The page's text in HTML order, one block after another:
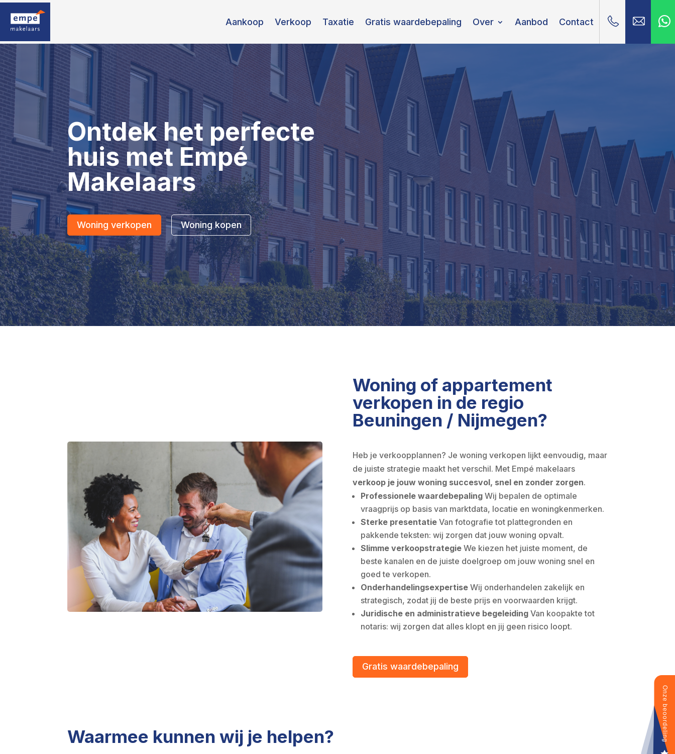
Aankoop Verkoop Taxatie Gratis waardebepaling Over Aanbod Contact
Ontdek het perfecte
huis met Empé
Makelaars
Woning verkopen Woning kopen
Woning of appartement
verkopen in de regio
Beuningen / Nijmegen?
Heb je verkoopplannen? Je woning verkopen lijkt eenvoudig, maar
de juiste strategie maakt het verschil. Met Empé makelaars
verkoop je jouw woning succesvol, snel en zonder zorgen.
Professionele waardebepalingWij bepalen de optimale
vraagprijs op basis van marktdata, locatie en woningkenmerken.
Sterke presentatieVan fotografie tot plattegronden en
pakkende teksten: wij zorgen dat jouw woning opvalt.
Slimme verkoopstrategieWe kiezen het juiste moment, de
beste kanalen en de juiste doelgroep om jouw woning snel en
goed te verkopen.
OnderhandelingsexpertiseWij onderhandelen zakelijk en
strategisch, zodat jij de beste prijs en voorwaarden krijgt.
Juridische en administratieve begeleidingVan koopakte tot
notaris: wij zorgen dat alles klopt en jij geen risico loopt.
Gratis waardebepaling
Waarmee kunnen wij je helpen?